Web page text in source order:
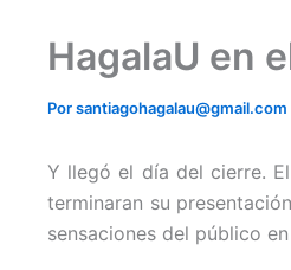
HagalaU en
Porsantiagohagalau@gmail.com
Y llegó el día del cierre.
terminaran su
sensaciones del público